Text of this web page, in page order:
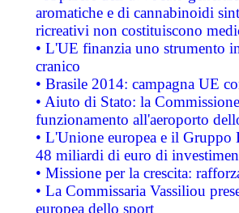
aromatiche e di cannabinoidi
ricreativi non costituiscono
• L'UE finanzia uno strumento
cranico
• Brasile 2014: campagna UE
• Aiuto di Stato: la
funzionamento all'aeroporto
• L'Unione europea e il
48 miliardi di euro di
• Missione per la crescita:
• La Commissaria Vassiliou
europea dello sport